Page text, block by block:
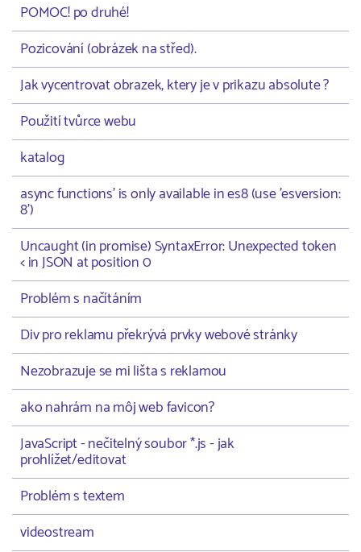
POMOC! po druhé!
Pozicování (obrázek na střed).
Jak vycentrovat obrazek, ktery je v prikazu absolute ?
Použití tvůrce webu
katalog
async functions' is only available in es8 (use 'esversion:
8')
Uncaught (in promise) SyntaxError: Unexpected token
< in JSON at position 0
Problém s načítáním
Div pro reklamu překrývá prvky webové stránky
Nezobrazuje se mi lišta s reklamou
ako nahrám na môj web favicon?
JavaScript - nečitelný soubor *.js - jak
prohlížet/editovat
Problém s textem
videostream